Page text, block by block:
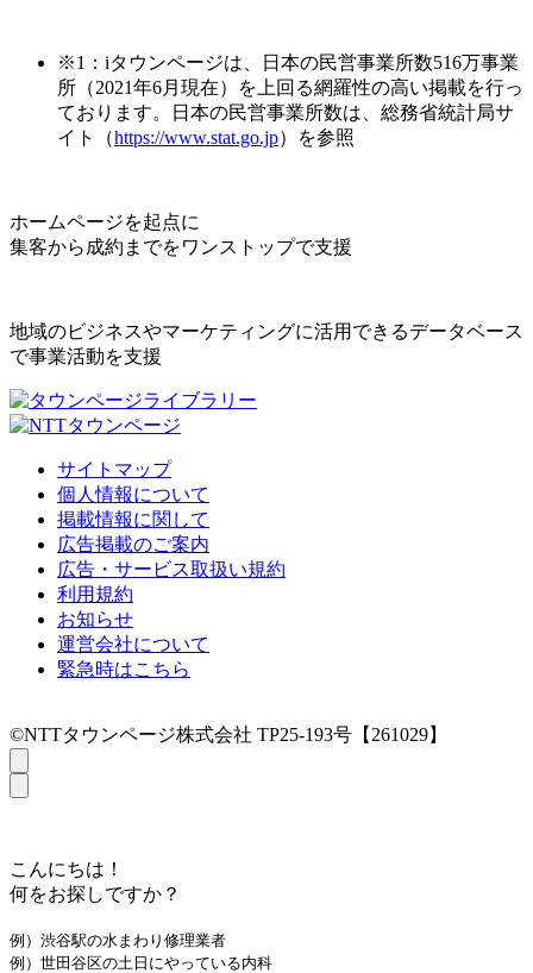
※1：iタウンページは、日本の民営事業所数516万事業
所（2021年6月現在）を上回る網羅性の高い掲載を行っ
ております。日本の民営事業所数は、総務省統計局サ
イト（https://www.stat.go.jp）を参照
ホームページを起点に
集客から成約までをワンストップで支援
地域のビジネスやマーケティングに活用できるデータベース
で事業活動を支援
サイトマップ
個人情報について
掲載情報に関して
広告掲載のご案内
広告・サービス取扱い規約
利用規約
お知らせ
運営会社について
緊急時はこちら
©NTTタウンページ株式会社 TP25-193号【261029】
こんにちは！
何をお探しですか？
例）渋谷駅の水まわり修理業者
例）世田谷区の土日にやっている内科